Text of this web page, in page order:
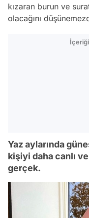
kızaran burun ve
olacağını
Yaz aylarında
kişiyi daha canlı
gerçek.